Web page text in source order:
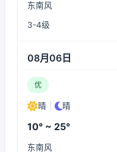
东南风
3-4级
08月06日
优
晴 晴
10° ~ 25°
东南风